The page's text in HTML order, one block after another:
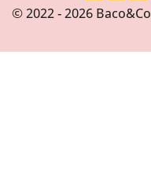
a
r
© 2022 - 2026 Baco&Co